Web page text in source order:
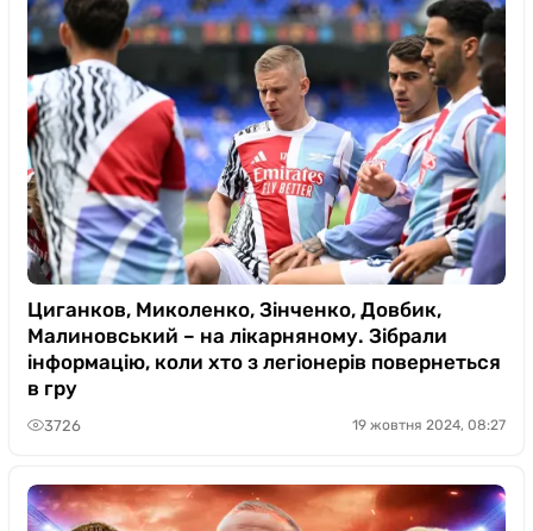
Циганков, Миколенко, Зінченко, Довбик,
Малиновський – на лікарняному. Зібрали
інформацію, коли хто з легіонерів повернеться
в гру
3726 19 жовтня 2024, 08:27